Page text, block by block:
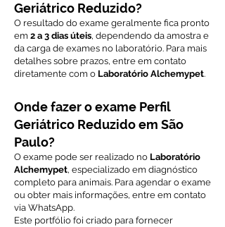
Geriátrico Reduzido?
O resultado do exame geralmente fica pronto
em 2 a 3 dias úteis, dependendo da amostra e
da carga de exames no laboratório. Para mais
detalhes sobre prazos, entre em contato
diretamente com o Laboratório Alchemypet.
Onde fazer o exame Perfil
Geriátrico Reduzido em São
Paulo?
O exame pode ser realizado no Laboratório
Alchemypet, especializado em diagnóstico
completo para animais. Para agendar o exame
ou obter mais informações, entre em contato
via WhatsApp.
Este portfólio foi criado para fornecer